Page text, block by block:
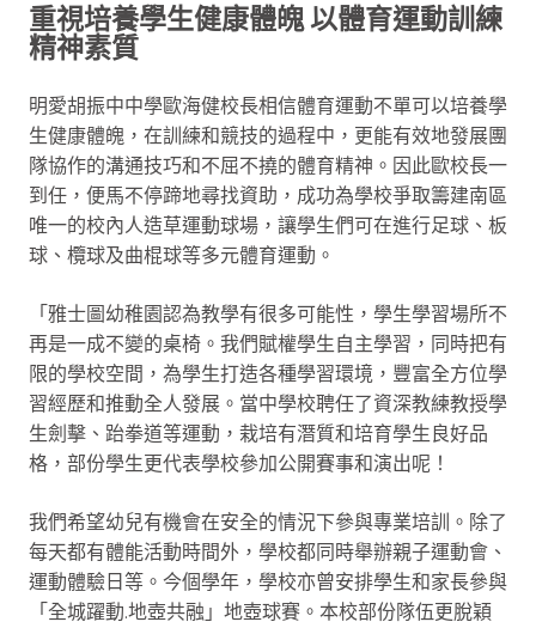
重視培養學生健康體魄 以體育運動訓練
精神素質
明愛胡振中中學歐海健校長相信體育運動不單可以培養學
生健康體魄，在訓練和競技的過程中，更能有效地發展團
隊協作的溝通技巧和不屈不撓的體育精神。因此歐校長一
到任，便馬不停蹄地尋找資助，成功為學校爭取籌建南區
唯一的校內人造草運動球場，讓學生們可在進行足球、板
球、欖球及曲棍球等多元體育運動。
「雅士圖幼稚園認為教學有很多可能性，學生學習場所不
再是一成不變的桌椅。我們賦權學生自主學習，同時把有
限的學校空間，為學生打造各種學習環境，豐富全方位學
習經歷和推動全人發展。當中學校聘任了資深教練教授學
生劍擊、跆拳道等運動，栽培有潛質和培育學生良好品
格，部份學生更代表學校參加公開賽事和演出呢！
我們希望幼兒有機會在安全的情況下參與專業培訓。除了
每天都有體能活動時間外，學校都同時舉辦親子運動會、
運動體驗日等。今個學年，學校亦曾安排學生和家長參與
「全城躍動.地壺共融」地壺球賽。本校部份隊伍更脫穎